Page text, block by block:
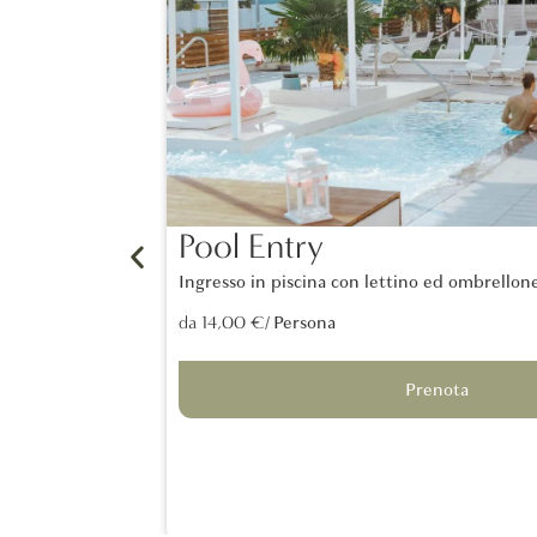
Pool Entry
Ingresso in piscina con lettino ed
da 14,00 €/ Persona
Prenota